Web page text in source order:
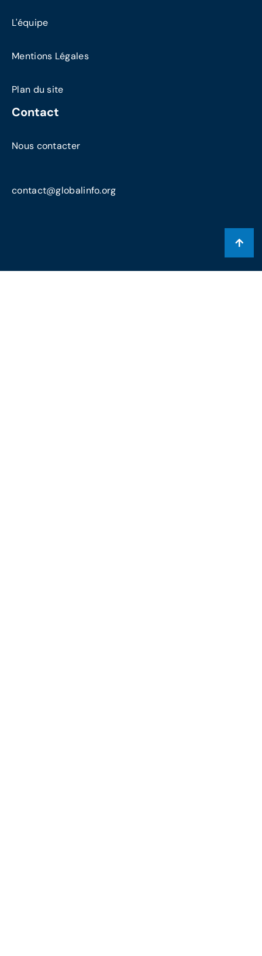
L'équipe
Mentions Légales
Plan du site
Contact
Nous contacter
contact@globalinfo.org